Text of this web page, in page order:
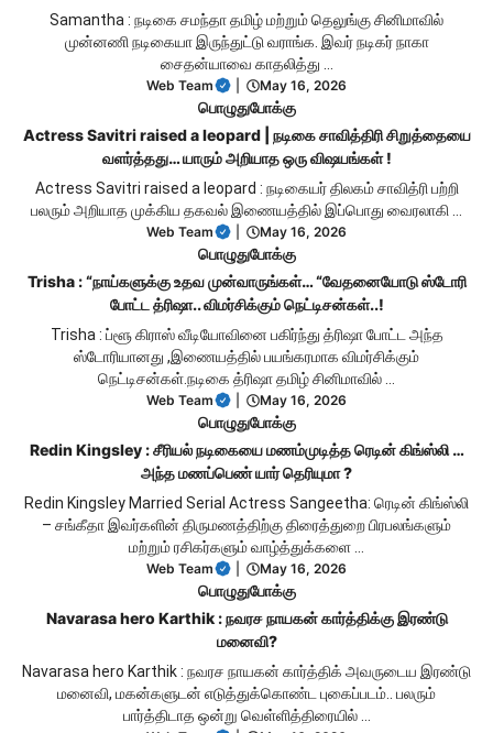
Samantha : நடிகை சமந்தா தமிழ் மற்றும் தெலுங்கு சினிமாவில்
முன்னணி நடிகையா இருந்துட்டு வராங்க. இவர் நடிகர் நாகா
சைதன்யாவை காதலித்து …
Web Team May 16, 2026
பொழுதுபோக்கு
Actress Savitri raised a leopard | நடிகை சாவித்திரி சிறுத்தையை
வளர்த்தது… யாரும் அறியாத ஒரு விஷயங்கள் !
Actress Savitri raised a leopard : நடிகையர் திலகம் சாவித்ரி பற்றி
பலரும் அறியாத முக்கிய தகவல் இணையத்தில் இப்பொது வைரலாகி …
Web Team May 16, 2026
பொழுதுபோக்கு
Trisha : “நாய்களுக்கு உதவ முன்வாருங்கள்… “வேதனையோடு ஸ்டோரி
போட்ட த்ரிஷா.. விமர்சிக்கும் நெட்டிசன்கள்..!
Trisha : ப்ளூ கிராஸ் வீடியோவினை பகிர்ந்து த்ரிஷா போட்ட அந்த
ஸ்டோரியானது ,இணையத்தில் பயங்கரமாக விமர்சிக்கும்
நெட்டிசன்கள்.நடிகை த்ரிஷா தமிழ் சினிமாவில் …
Web Team May 16, 2026
பொழுதுபோக்கு
Redin Kingsley : சீரியல் நடிகையை மணம்முடித்த ரெடின் கிங்ஸ்லி …
அந்த மணப்பெண் யார் தெரியுமா ?
Redin Kingsley Married Serial Actress Sangeetha: ரெடின் கிங்ஸ்லி
– சங்கீதா இவர்களின் திருமணத்திற்கு திரைத்துறை பிரபலங்களும்
மற்றும் ரசிகர்களும் வாழ்த்துக்களை …
Web Team May 16, 2026
பொழுதுபோக்கு
Navarasa hero Karthik : நவரச நாயகன் கார்த்திக்கு இரண்டு
மனைவி?
Navarasa hero Karthik : நவரச நாயகன் கார்த்திக் அவருடைய இரண்டு
மனைவி, மகன்களுடன் எடுத்துக்கொண்ட புகைப்படம்.. பலரும்
பார்த்திடாத ஒன்று வெள்ளித்திரையில் …